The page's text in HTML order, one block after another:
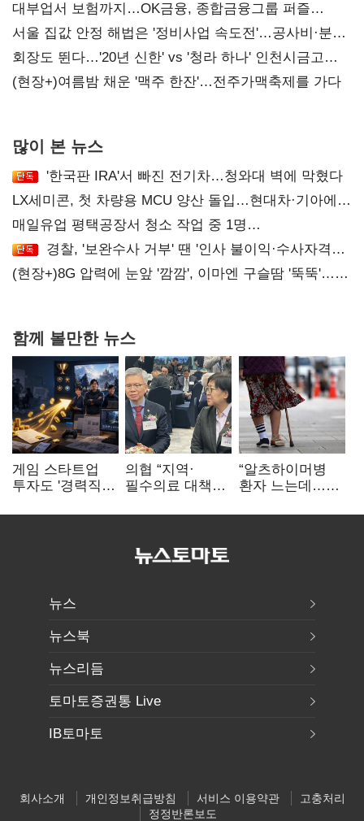
대부업서 보험까지…OK금융, 종합금융그룹 퍼즐
맞춘다
서울 집값 안정 해법은 '정비사업 속도전'…공사비·분쟁
해소도 과제
회장도 뛴다…'20년 신한' vs '청라 하나' 인천시금고
정면승부
(현장+)여름밤 채운 '맥주 한잔'…전주가맥축제를 가다
많이 본 뉴스
'한국판 IRA'서 빠진 전기차…청와대 벽에 막혔다
LX세미콘, 첫 차량용 MCU 양산 돌입…현대차·기아에
공급
매일유업 평택공장서 청소 작업 중 1명
사망…"안전관리체계 재점검"
경찰, '보완수사 거부' 땐 '인사 불이익·수사자격
배제'
(현장+)8G 압력에 눈앞 '깜깜', 이마엔 구슬땀 '뚝뚝'…
함께 볼만한 뉴스
게임 스타트업
투자도 '경력직
개발자에 돈
의협 “지역·
필수의료 대책
의료개혁에 현장
“알츠하이머병
환자 느는데…
시급”
뉴스
뉴스북
뉴스리듬
토마토증권통 Live
IB토마토
회사소개 개인정보취급방침 서비스 이용약관
고충처리
정정반론보도